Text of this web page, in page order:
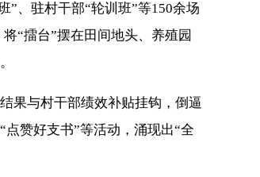
、驻村干部“轮训班”等150余场
“擂台”摆在田间地头、养殖园
果与村干部绩效补贴挂钩，倒逼
赞好支书”等活动，涌现出“全